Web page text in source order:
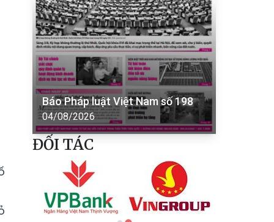
Báo Pháp luật Việt Nam số 198
04/08/2026
ĐỐI TÁC